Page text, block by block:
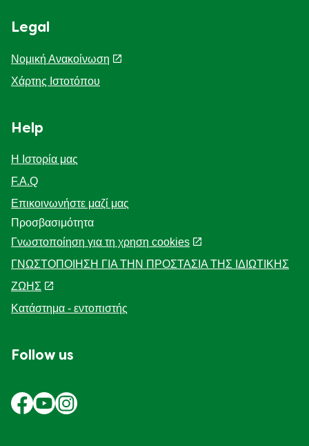
Legal
Νομική Ανακοίνωση
Χάρτης Ιστοτόπου
Help
Η Ιστορία μας
F.A.Q
Επικοινωνήστε μαζί μας
Προσβασιμότητα
Γνωστοποίηση για τη χρηση cookies
ΓΝΩΣΤΟΠΟΙΗΣΗ ΓΙΑ ΤΗΝ ΠΡΟΣΤΑΣΙΑ ΤΗΣ ΙΔΙΩΤΙΚΗΣ
ΖΩΗΣ
Κατάστημα - εντοπιστής
Follow us